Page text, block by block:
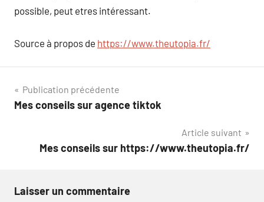
possible, peut etres intéressant.
Source à propos de https://www.theutopia.fr/
Navigation
de
Publication précédente
Mes conseils sur agence tiktok
Article suivant
Mes conseils sur https://www.theutopia.fr/
Laisser un commentaire